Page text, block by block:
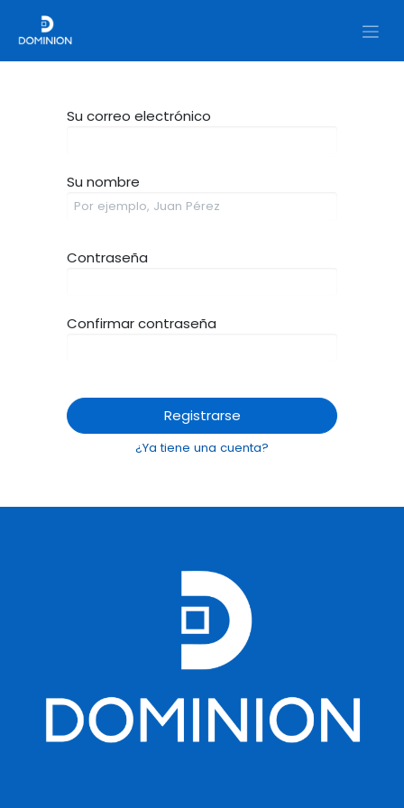
Su correo electrónico
Su nombre
Contraseña
Confirmar contraseña
Registrarse
¿Ya tiene una cuenta?